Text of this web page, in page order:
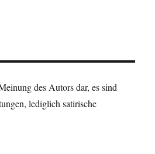
des Autors dar, es sind
lediglich satirische